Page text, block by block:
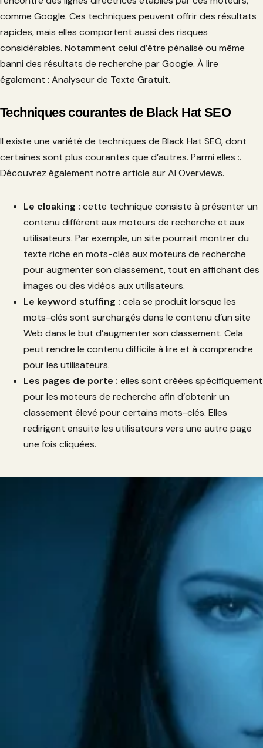
comme Google. Ces techniques peuvent offrir des résultats
rapides, mais elles comportent aussi des risques
considérables. Notamment celui d’être pénalisé ou même
banni des résultats de recherche par Google. À lire
également : Analyseur de Texte Gratuit.
Techniques courantes de Black Hat SEO
Il existe une variété de techniques de Black Hat SEO, dont
certaines sont plus courantes que d’autres. Parmi elles :.
Découvrez également notre article sur AI Overviews.
Le cloaking : cette technique consiste à présenter un
contenu différent aux moteurs de recherche et aux
utilisateurs. Par exemple, un site pourrait montrer du
texte riche en mots-clés aux moteurs de recherche
pour augmenter son classement, tout en affichant des
images ou des vidéos aux utilisateurs.
Le keyword stuffing : cela se produit lorsque les
mots-clés sont surchargés dans le contenu d’un site
Web dans le but d’augmenter son classement. Cela
peut rendre le contenu difficile à lire et à comprendre
pour les utilisateurs.
Les pages de porte : elles sont créées spécifiquement
pour les moteurs de recherche afin d’obtenir un
classement élevé pour certains mots-clés. Elles
redirigent ensuite les utilisateurs vers une autre page
une fois cliquées.